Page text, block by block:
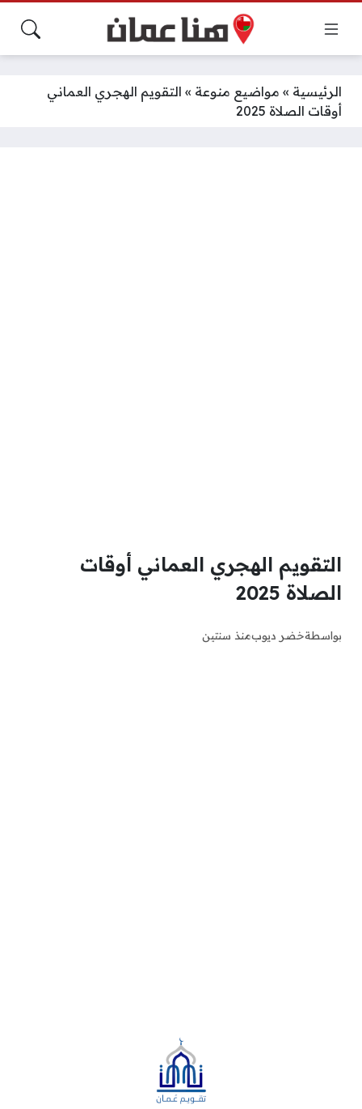
الرئيسية » مواضيع منوعة » التقويم الهجري العماني
أوقات الصلاة 2025
التقويم الهجري العماني أوقات
الصلاة 2025
بواسطةخضر ديوبمنذ سنتين